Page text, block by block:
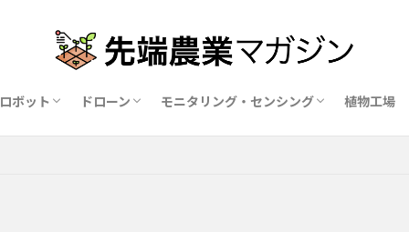
ボット
ロボットメーカー比較15社
ドローン
ドローン農薬散布の代行業者比較
ハウス用遮光剤・遮熱剤の比較
モニタリング・センシング
農業用環境制御システム比較
植物工場